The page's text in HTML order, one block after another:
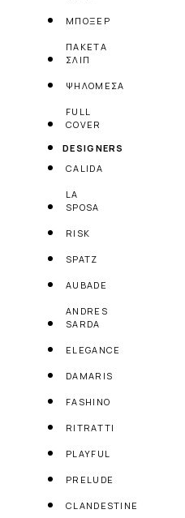
ΜΠΟΞΕΡ
ΠΑΚΕΤΑ
ΣΛΙΠ
ΨΗΛΟΜΕΣΑ
FULL
COVER
DESIGNERS
CALIDA
LA
SPOSA
RISK
SPATZ
AUBADE
ANDRES
SARDA
ELEGANCE
DAMARIS
FASHINO
RITRATTI
PLAYFUL
PRELUDE
CLANDESTINE